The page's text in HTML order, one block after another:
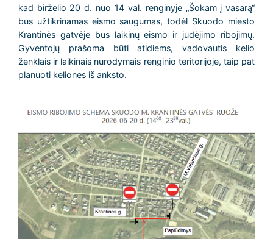
kad birželio 20 d. nuo 14 val. renginyje „Šokam į vasarą“
bus užtikrinamas eismo saugumas, todėl Skuodo miesto
Krantinės gatvėje bus laikinų eismo ir judėjimo ribojimų.
Gyventojų prašoma būti atidiems, vadovautis kelio
ženklais ir laikinais nurodymais renginio teritorijoje, taip pat
planuoti keliones iš anksto.